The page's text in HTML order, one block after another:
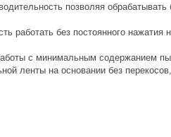
позволяя обрабатывать
без постоянного нажатия
с минимальным содержанием
ленты на основании без